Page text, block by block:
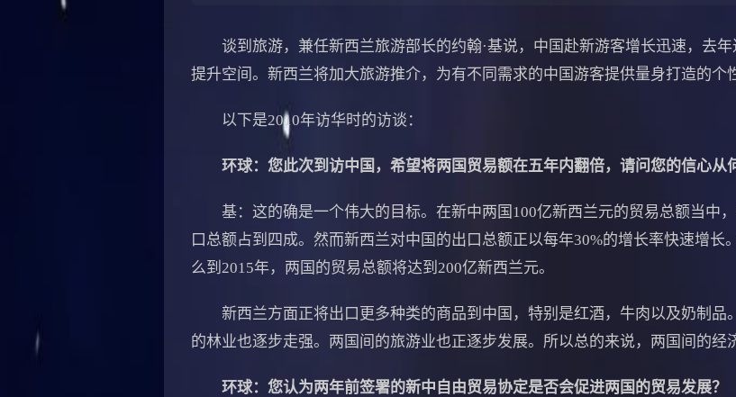
谈到旅游，兼任新西兰旅游部长的约翰·基说，中国赴新游客增长迅速，去年
提升空间。新西兰将加大旅游推介，为有不同需求的中国游客提供量身打造的个
以下是2010年访华时的访谈：
环球：您此次到访中国，希望将两国贸易额在五年内翻倍，请问您的信心从
基：这的确是一个伟大的目标。在新中两国100亿新西兰元的贸易总额当中
口总额占到四成。然而新西兰对中国的出口总额正以每年30%的增长率快速增长
么到2015年，两国的贸易总额将达到200亿新西兰元。
新西兰方面正将出口更多种类的商品到中国，特别是红酒，牛肉以及奶制品
的林业也逐步走强。两国间的旅游业也正逐步发展。所以总的来说，两国间的经
环球：您认为两年前签署的新中自由贸易协定是否会促进两国的贸易发展？